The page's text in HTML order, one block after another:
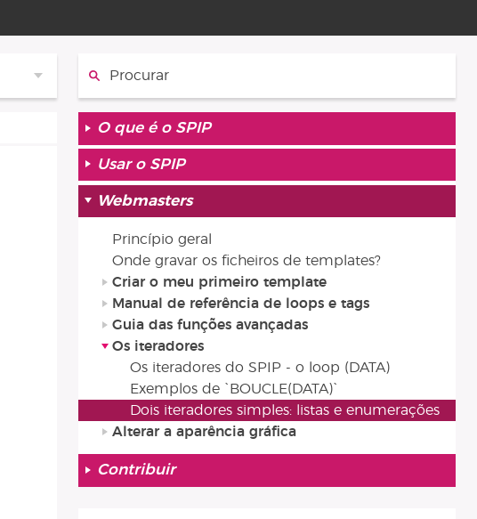
O que é o SPIP
Usar o SPIP
Webmasters
Princípio geral
Onde gravar os ficheiros de templates?
Criar o meu primeiro template
Manual de referência de loops e tags
Guia das funções avançadas
Os iteradores
Os iteradores do SPIP - o loop (DATA)
Exemplos de `BOUCLE(DATA)`
Dois iteradores simples: listas e enumerações
Alterar a aparência gráfica
Contribuir